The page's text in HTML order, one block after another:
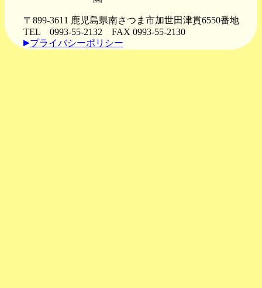
〒899-3611 鹿児島県南さつま市加世田津貫6550番地
TEL 0993-55-2132 FAX 0993-55-2130
プライバシーポリシー